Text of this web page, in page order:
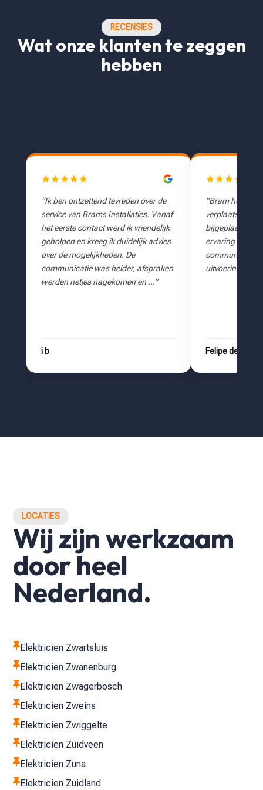
RECENSIES
Wat onze klanten te zeggen
hebben
“Bram heeft 11 stopcontacten
verplaatst en er nog eens 2 voor ons
bijgeplaatst. Het was een geweldige
ervaring van begin tot eind, snelle
communicatie, offerte, coördinatie en
uitvoering van de klus. …”
Felipe de Jong
“Zondagavond
bij ons de
hebben we
benaderd,
helpen of zaten
reageerde
Mahir Cingi
LOCATIES
Wij zijn werkzaam
door heel
Nederland.
Elektricien Zwartsluis
Elektricien Zwanenburg
Elektricien Zwagerbosch
Elektricien Zweins
Elektricien Zwiggelte
Elektricien Zuidveen
Elektricien Zuna
Elektricien Zuidland